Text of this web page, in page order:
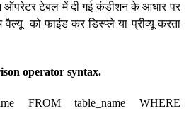
ऑपरेटर टेबल में दी गई कंडीशन के आधार पर
को फाइंड कर डिस्प्ले या प्रीव्यू करता
operator syntax.
FROM table_name WHERE